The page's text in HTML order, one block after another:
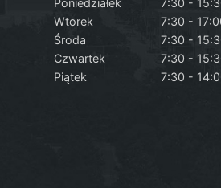
Poniedziałek
7:30 -
Wtorek
7:30 -
Środa
7:30 -
Czwartek
7:30 -
Piątek
7:30 -